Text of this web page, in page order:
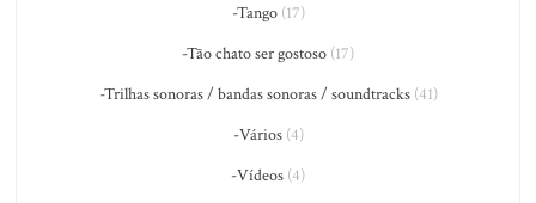
-Tango(17)
-Tão chato ser gostoso (17)
-Trilhas sonoras / bandas sonoras / soundtracks(41)
-Vários(4)
-Vídeos (4)